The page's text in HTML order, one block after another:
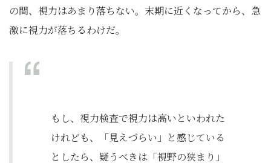
の間、視力はあまり落ちない。末期に近くなってから、急
激に視力が落ちるわけだ。
もし、視力検査で視力は高いといわれた
けれども、「見えづらい」と感じている
としたら、疑うべきは「視野の狭まり」